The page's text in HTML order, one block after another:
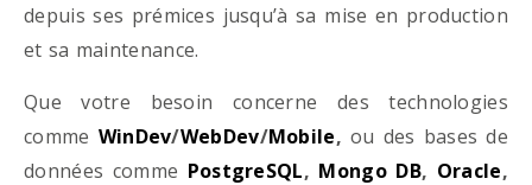
depuis ses prémices jusqu’à sa mise en production
et sa maintenance.
Que votre besoin concerne des technologies
comme WinDev/WebDev/Mobile, ou des bases de
données comme PostgreSQL, Mongo DB, Oracle,